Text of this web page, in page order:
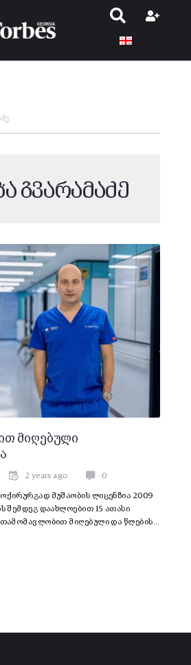
გვარამაძე
მიღებული
2 years ago 0
მუშაობის ლიცენზია 2009
შემდეგ დაახლოებით 15 ათასი
მიღებული და წლების…